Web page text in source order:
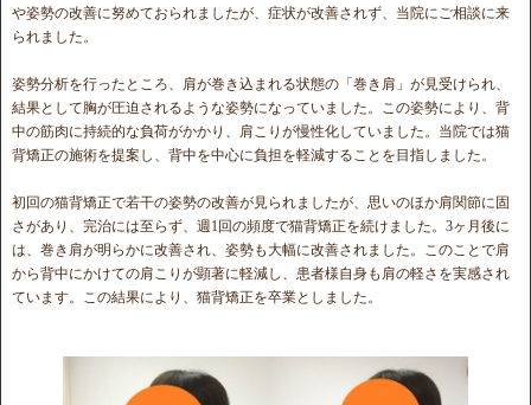
や姿勢の改善に努めておられましたが、症状が改善されず、当院にご相談に来
られました。
姿勢分析を行ったところ、肩が巻き込まれる状態の「巻き肩」が見受けられ、
結果として胸が圧迫されるような姿勢になっていました。この姿勢により、背
中の筋肉に持続的な負荷がかかり、肩こりが慢性化していました。当院では猫
背矯正の施術を提案し、背中を中心に負担を軽減することを目指しました。
初回の猫背矯正で若干の姿勢の改善が見られましたが、思いのほか肩関節に固
さがあり、完治には至らず、週1回の頻度で猫背矯正を続けました。3ヶ月後に
は、巻き肩が明らかに改善され、姿勢も大幅に改善されました。このことで肩
から背中にかけての肩こりが顕著に軽減し、患者様自身も肩の軽さを実感され
ています。この結果により、猫背矯正を卒業としました。